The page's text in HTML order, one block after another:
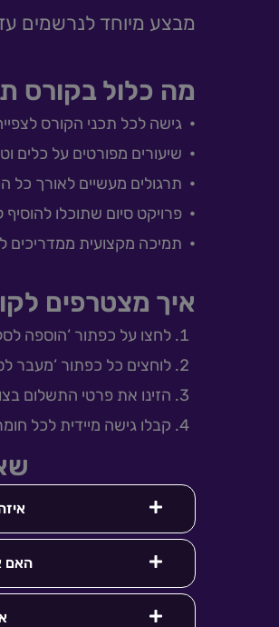
מבצע מיוחד לנרשמים
מה כלול בקורס
• גישה לכל תכני הקורס
• שיעורים מפורטים על כלים
• תרגולים מעשיים לאורך כל
• פרויקט סיום שתוכלו
• תמיכה מקצועית ממדריכים
איך מצטרפים
לחצו על כפתור ‘הוספה
לוחצים כל כפתור ‘מעבר
הזינו את פרטי התשלום
קבלו גישה מיידית לכל
האם